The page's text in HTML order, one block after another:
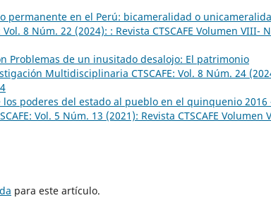
permanente en el Perú: bicameralidad o
8 Núm. 22 (2024): : Revista CTSCAFE Volumen VIII-
Problemas de un inusitado desalojo: El patrimonio
Multidisciplinaria CTSCAFE: Vol. 8 Núm. 24
poderes del estado al pueblo en el quinquenio 2016
Vol. 5 Núm. 13 (2021): Revista CTSCAFE Volumen
para este artículo.